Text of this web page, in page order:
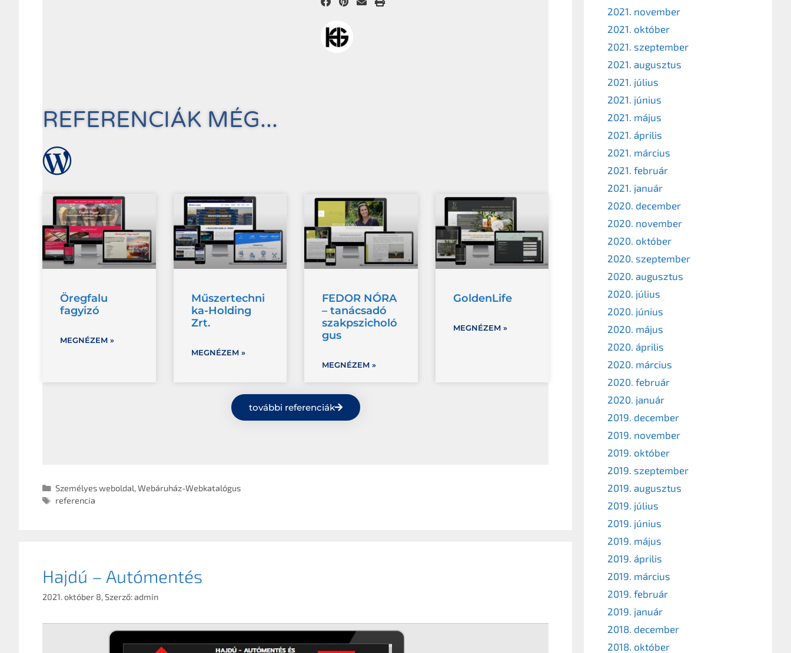
REFERENCIÁK MÉG...
Öregfalu
fagyizó
MEGNÉZEM »
Műszertechni
ka-Holding
Zrt.
MEGNÉZEM »
FEDOR NÓRA
– tanácsadó
szakpszicholó
gus
MEGNÉZEM »
GoldenLife
MEGNÉZEM »
további referenciák
Személyes weboldal,Webáruház-Webkatalógus
referencia
Hajdú – Autómentés
2021. október 8,Szerző:admin
2021. november
2021. október
2021. szeptember
2021. augusztus
2021. július
2021. június
2021. május
2021. április
2021. március
2021. február
2021. január
2020. december
2020. november
2020. október
2020. szeptember
2020. augusztus
2020. július
2020. június
2020. május
2020. április
2020. március
2020. február
2020. január
2019. december
2019. november
2019. október
2019. szeptember
2019. augusztus
2019. július
2019. június
2019. május
2019. április
2019. március
2019. február
2019. január
2018. december
2018. október